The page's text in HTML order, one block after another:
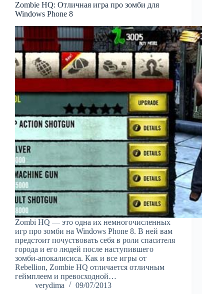
Zombie HQ: Отличная игра про зомби для
Windows Phone 8
Zombi HQ — это одна их немногочисленных
игр про зомби на Windows Phone 8. В ней вам
предстоит почуствовать себя в роли спасителя
города и его людей после наступившего
зомби-апокалисиса. Как и все игры от
Rebellion, Zombie HQ отличается отличным
геймплеем и превосходной…
verydima
09/07/2013